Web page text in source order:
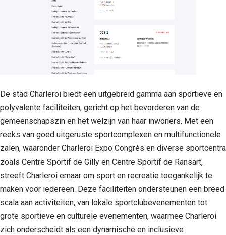
De stad Charleroi biedt een uitgebreid gamma aan sportieve en
polyvalente faciliteiten, gericht op het bevorderen van de
gemeenschapszin en het welzijn van haar inwoners. Met een
reeks van goed uitgeruste sportcomplexen en multifunctionele
zalen, waaronder Charleroi Expo Congrès en diverse sportcentra
zoals Centre Sportif de Gilly en Centre Sportif de Ransart,
streeft Charleroi ernaar om sport en recreatie toegankelijk te
maken voor iedereen. Deze faciliteiten ondersteunen een breed
scala aan activiteiten, van lokale sportclubevenementen tot
grote sportieve en culturele evenementen, waarmee Charleroi
zich onderscheidt als een dynamische en inclusieve